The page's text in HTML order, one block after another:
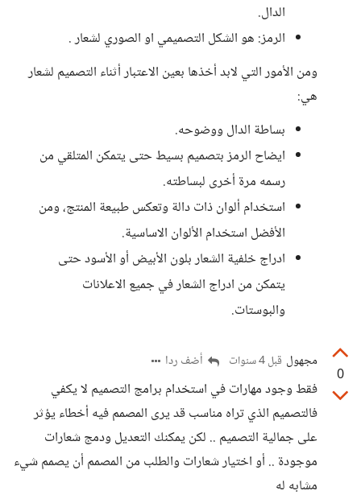
الدال.
الرمز: هو الشكل التصميمي او الصوري لشعار .
ومن الأمور التي لابد أخذها بعين الاعتبار أثناء التصميم لشعار
هي:
بساطة الدال ووضوحه.
ايضاح الرمز بتصميم بسيط حتى يتمكن المتلقي من
رسمه مرة أخرى لبساطته.
استخدام ألوان ذات دالة وتعكس طبيعة المنتج، ومن
الأفضل استخدام الألوان الاساسية.
ادراج خلفية الشعار بلون الأبيض أو الأسود حتى
يتمكن من ادراج الشعار في جميع الاعلانات
والبوستات.
0
مجهول قبل 4 سنوات أضف ردا
فقط وجود مهارات في استخدام برامج التصميم لا يكفي
فالتصميم الذي تراه مناسب قد يرى المصمم فيه أخطاء يؤثر
على جمالية التصميم .. لكن يمكنك التعديل ودمج شعارات
موجودة .. أو اختيار شعارات والطلب من المصمم أن يصمم شيء
مشابه له